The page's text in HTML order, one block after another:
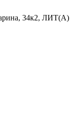
34к2, ЛИТ(А)